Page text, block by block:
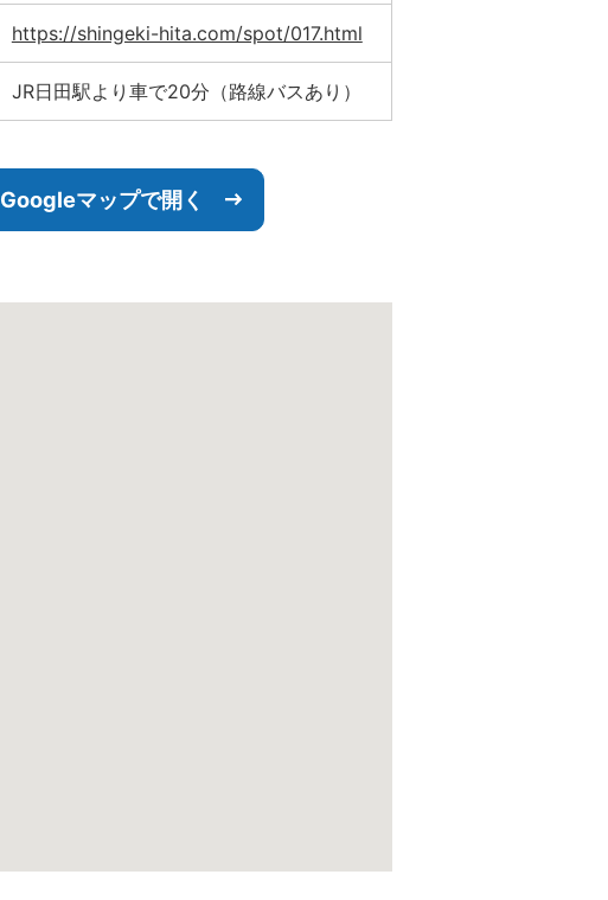
https://shingeki-hita.com/spot/017.html
JR日田駅より車で20分（路線バスあり）
Googleマップで開く